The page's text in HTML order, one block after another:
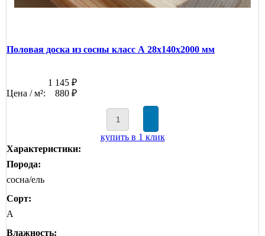
Половая доска из сосны класс А 28x140x2000 мм
1 145 ₽
Цена / м²:
880 ₽
купить в 1 клик
Характеристики:
Порода:
сосна/ель
Сорт:
А
Влажность: